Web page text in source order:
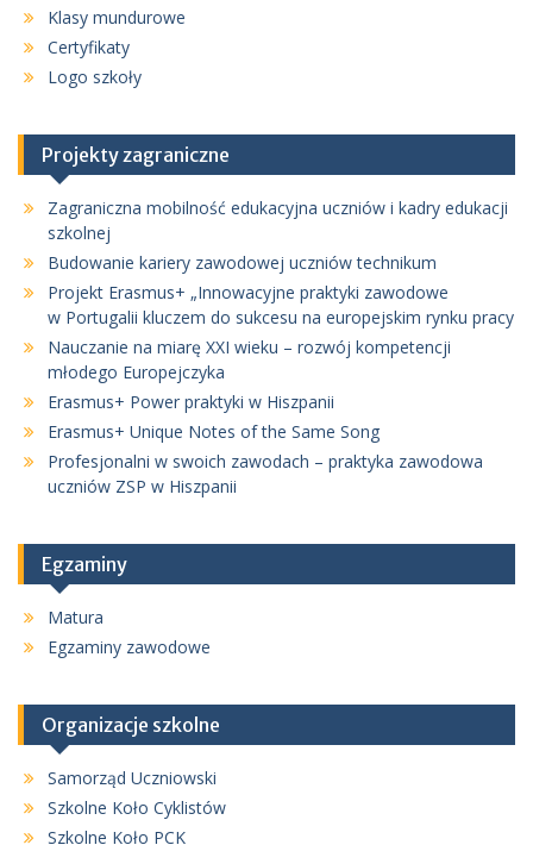
Klasy mundurowe
Certyfikaty
Logo szkoły
Projekty zagraniczne
Zagraniczna mobilność edukacyjna uczniów i kadry edukacji
szkolnej
Budowanie kariery zawodowej uczniów technikum
Projekt Erasmus+ „Innowacyjne praktyki zawodowe
w Portugalii kluczem do sukcesu na europejskim rynku pracy
Nauczanie na miarę XXI wieku – rozwój kompetencji
młodego Europejczyka
Erasmus+ Power praktyki w Hiszpanii
Erasmus+ Unique Notes of the Same Song
Profesjonalni w swoich zawodach – praktyka zawodowa
uczniów ZSP w Hiszpanii
Egzaminy
Matura
Egzaminy zawodowe
Organizacje szkolne
Samorząd Uczniowski
Szkolne Koło Cyklistów
Szkolne Koło PCK